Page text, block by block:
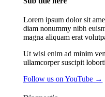
Lorem ipsum dolor sit
diam nonummy nibh
magna aliquam erat
Ut wisi enim ad minim
ullamcorper suscipit
Follow us on YouTube →